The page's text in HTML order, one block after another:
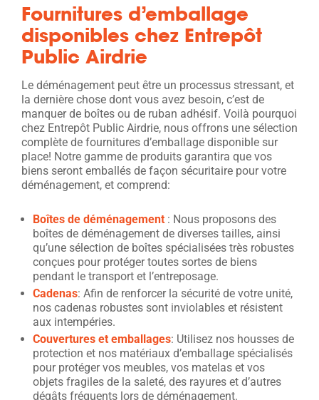
Fournitures d’emballage
disponibles chez Entrepôt
Public Airdrie
Le déménagement peut être un processus stressant, et
la dernière chose dont vous avez besoin, c’est de
manquer de boîtes ou de ruban adhésif. Voilà pourquoi
chez Entrepôt Public Airdrie, nous offrons une sélection
complète de fournitures d’emballage disponible sur
place! Notre gamme de produits garantira que vos
biens seront emballés de façon sécuritaire pour votre
déménagement, et comprend:
Boîtes de déménagement : Nous proposons des
boîtes de déménagement de diverses tailles, ainsi
qu’une sélection de boîtes spécialisées très robustes
conçues pour protéger toutes sortes de biens
pendant le transport et l’entreposage.
Cadenas: Afin de renforcer la sécurité de votre unité,
nos cadenas robustes sont inviolables et résistent
aux intempéries.
Couvertures et emballages: Utilisez nos housses de
protection et nos matériaux d’emballage spécialisés
pour protéger vos meubles, vos matelas et vos
objets fragiles de la saleté, des rayures et d’autres
dégâts fréquents lors de déménagement.